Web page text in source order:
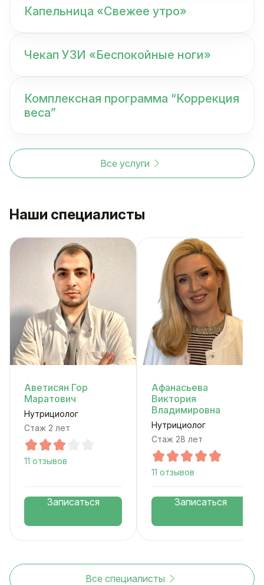
Капельница «Свежее утро»
Чекап УЗИ «Беспокойные ноги»
Комплексная программа “Коррекция
веса”
Все услуги
Наши специалисты
Аветисян Гор
Маратович
Нутрициолог
Стаж 2 лет
11 отзывов
Записаться
Афанасьева
Виктория
Владимировна
Нутрициолог
Стаж 28 лет
11 отзывов
Записаться
Все специалисты